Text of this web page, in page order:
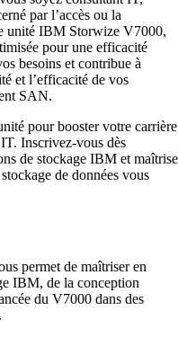
par l’accès ou la
unité IBM Storwize V7000,
pour une efficacité
besoins et contribue à
et l’efficacité de vos
SAN.
pour booster votre carrière
Inscrivez-vous dès
de stockage IBM et
de données vous
permet de maîtriser en
IBM, de la conception
du V7000 dans des